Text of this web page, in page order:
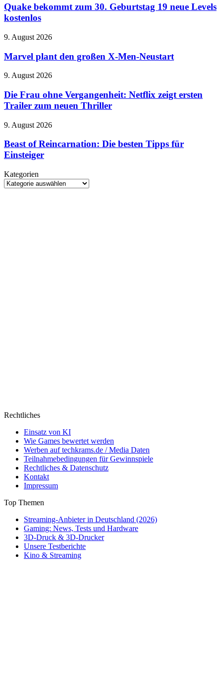
zur
neuen
zum
30.
Geburtstag
neue
kostenlos
Quake bekommt zum 30. Geburtstag 19 neue Levels
kostenlos
Marvel
den
großen
X-
Neustart
9. August 2026
Marvel plant den großen X-Men-Neustart
Die
ohne
Vergangenheit:
Netflix
ersten
zum
neuen
9. August 2026
Die Frau ohne Vergangenheit: Netflix zeigt ersten
Trailer zum neuen Thriller
Beast
Reincarnation:
Die
besten
für
Einsteiger
9. August 2026
Beast of Reincarnation: Die besten Tipps für
Einsteiger
Kategorien
Kategorien
Rechtliches
Einsatz von KI
Wie Games bewertet werden
Werben auf techkrams.de / Media Daten
Teilnahmebedingungen für Gewinnspiele
Rechtliches & Datenschutz
Kontakt
Impressum
Top Themen
Streaming-Anbieter in Deutschland (2026)
Gaming: News, Tests und Hardware
3D-Druck & 3D-Drucker
Unsere Testberichte
Kino & Streaming